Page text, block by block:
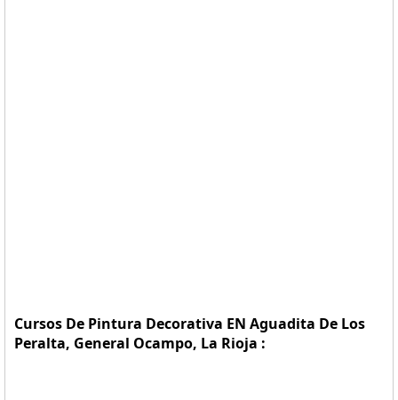
Cursos De Pintura Decorativa EN Aguadita De Los
Peralta, General Ocampo, La Rioja :